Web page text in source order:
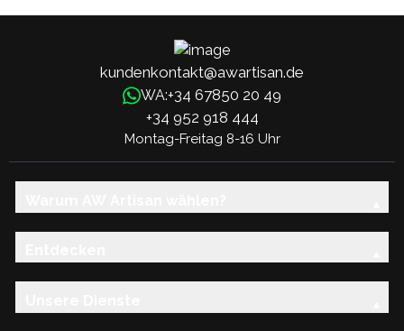
kundenkontakt@awartisan.de
WA:+34 67850 20 49
+34 952 918 444
Montag-Freitag 8-16 Uhr